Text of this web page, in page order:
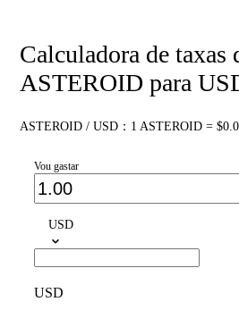
Calculadora de taxas
ASTEROID para
ASTEROID / USD：1 ASTEROID =
Vou gastar
USD
USD